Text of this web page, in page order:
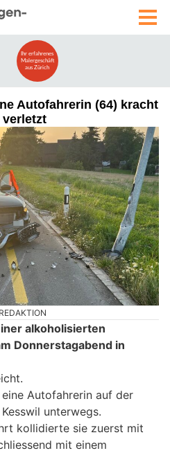
Autofahrerin (64) kracht
verletzt
alkoholisierten
Donnerstagabend in
Autofahrerin auf der
unterwegs.
kollidierte sie zuerst mit
mit einem